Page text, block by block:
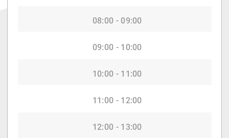
08:00 - 09:00
09:00 - 10:00
10:00 - 11:00
11:00 - 12:00
12:00 - 13:00